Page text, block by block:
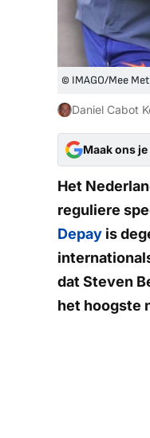
© IMAGO/Mee
Daniel Cabot
Maak ons
Het
reguliere
Depay is
dat Steven
het hoogste